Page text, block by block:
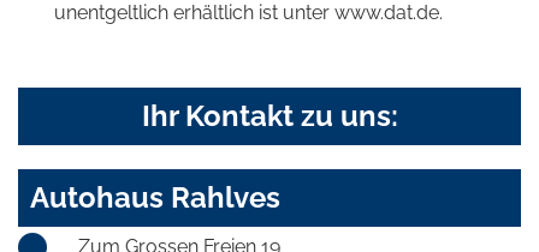
unentgeltlich erhältlich ist unter www.dat.de.
Ihr Kontakt zu uns:
Autohaus Rahlves
Zum Grossen Freien 19